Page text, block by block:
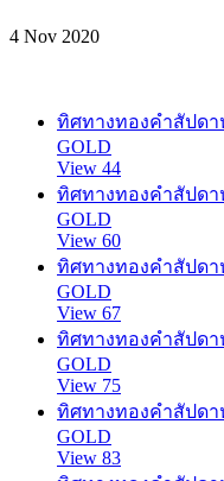
4 Nov 2020
ทิศทางทองคำสัปดา
GOLD
View 44
ทิศทางทองคำสัปดา
GOLD
View 60
ทิศทางทองคำสัปดา
GOLD
View 67
ทิศทางทองคำสัปดา
GOLD
View 75
ทิศทางทองคำสัปดา
GOLD
View 83